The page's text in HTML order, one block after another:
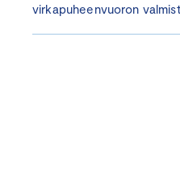
virkapuheenvuoron